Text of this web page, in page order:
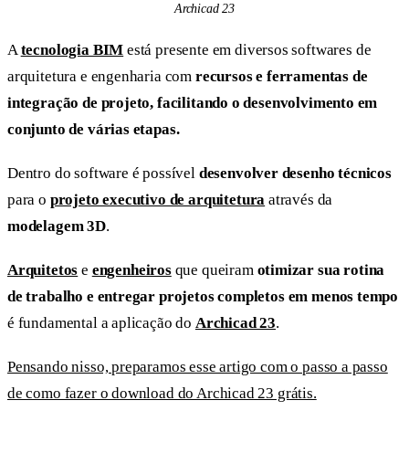
Archicad 23
Atecnologia BIM está presente em diversos softwares de
arquitetura e engenharia com recursos e ferramentas de
integração de projeto, facilitando o desenvolvimento em
conjunto de várias etapas.
Dentro do software é possível desenvolver desenho técnicos
para o projeto executivo de arquitetura através da
modelagem 3D.
Arquitetos e engenheirosque queiram otimizar sua rotina
de trabalho e entregar projetos completos em menos tempo
é fundamental a aplicação do Archicad 23.
Pensando nisso, preparamos esse artigo com o passo a passo
de como fazer o download do Archicad 23 grátis.